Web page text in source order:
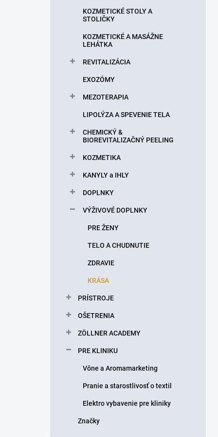
KOZMETICKÉ STOLY A
STOLIČKY
KOZMETICKÉ A MASÁŽNE
LEHÁTKA
REVITALIZÁCIA
EXOZÓMY
MEZOTERAPIA
LIPOLÝZA A SPEVENIE TELA
CHEMICKÝ &
BIOREVITALIZAČNÝ PEELING
KOZMETIKA
KANYLY a IHLY
DOPLNKY
VÝŽIVOVÉ DOPLNKY
PRE ŽENY
TELO A CHUDNUTIE
ZDRAVIE
KRÁSA
PRÍSTROJE
OŠETRENIA
ZÖLLNER ACADEMY
PRE KLINIKU
Vône a Aromamarketing
Pranie a starostlivosť o textil
Elektro vybavenie pre kliniky
Značky